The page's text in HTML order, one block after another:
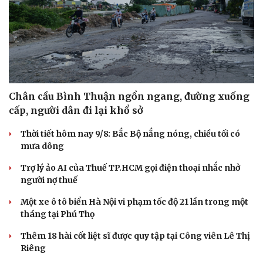
Ăn sạch sống khỏe
Chân cầu Bình Thuận ngổn ngang, đường xuống
cấp, người dân đi lại khổ sở
Thời tiết hôm nay 9/8: Bắc Bộ nắng nóng, chiều tối có
mưa dông
Trợ lý ảo AI của Thuế TP.HCM gọi điện thoại nhắc nhở
người nợ thuế
Một xe ô tô biển Hà Nội vi phạm tốc độ 21 lần trong một
tháng tại Phú Thọ
Thêm 18 hài cốt liệt sĩ được quy tập tại Công viên Lê Thị
Riêng